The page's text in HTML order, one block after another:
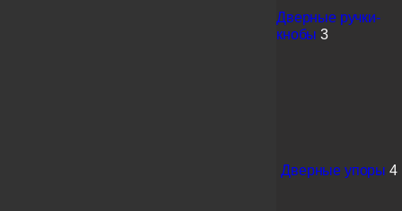
Дверные ручки-
кнобы 3
Дверные упоры 4